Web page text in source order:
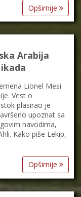
Opširnije
Arabija
Lionel Mesi
Vest o
plasirao je
upoznat sa
navodima,
Kako piše Lekip,
Opširnije